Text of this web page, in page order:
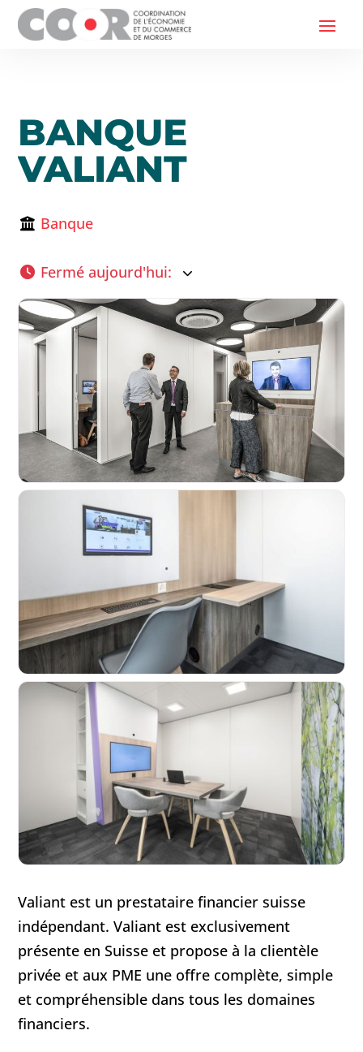
BANQUE
VALIANT
Banque
Fermé aujourd'hui:
Valiant est un prestataire financier suisse
indépendant. Valiant est exclusivement
présente en Suisse et propose à la clientèle
privée et aux PME une offre complète, simple
et compréhensible dans tous les domaines
financiers.